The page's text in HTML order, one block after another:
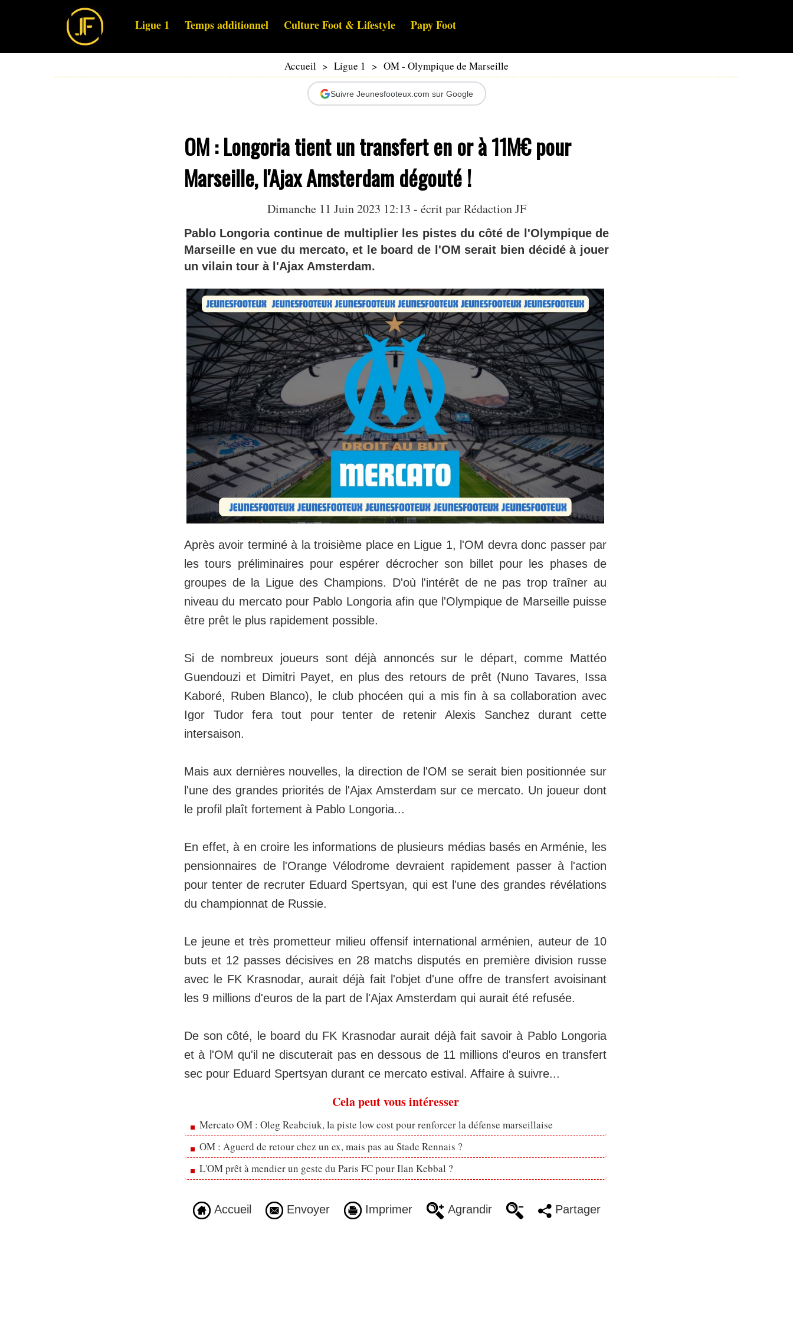
Ligue 1 Temps additionnel Culture Foot & Lifestyle Papy Foot
Accueil > Ligue 1 > OM - Olympique de Marseille
Suivre Jeunesfooteux.com sur Google
OM : Longoria tient un transfert en or à 11M€ pour
Marseille, l'Ajax Amsterdam dégouté !
Dimanche 11 Juin 2023 12:13 - écrit par Rédaction JF
Pablo Longoria continue de multiplier les pistes du côté de l'Olympique de
Marseille en vue du mercato, et le board de l'OM serait bien décidé à jouer
un vilain tour à l'Ajax Amsterdam.
Après avoir terminé à la troisième place en Ligue 1, l'OM devra donc passer par
les tours préliminaires pour espérer décrocher son billet pour les phases de
groupes de la Ligue des Champions. D'où l'intérêt de ne pas trop traîner au
niveau du mercato pour Pablo Longoria afin que l'Olympique de Marseille puisse
être prêt le plus rapidement possible.
Si de nombreux joueurs sont déjà annoncés sur le départ, comme Mattéo
Guendouzi et Dimitri Payet, en plus des retours de prêt (Nuno Tavares, Issa
Kaboré, Ruben Blanco), le club phocéen qui a mis fin à sa collaboration avec
Igor Tudor fera tout pour tenter de retenir Alexis Sanchez durant cette
intersaison.
Mais aux dernières nouvelles, la direction de l'OM se serait bien positionnée sur
l'une des grandes priorités de l'Ajax Amsterdam sur ce mercato. Un joueur dont
le profil plaît fortement à Pablo Longoria...
En effet, à en croire les informations de plusieurs médias basés en Arménie, les
pensionnaires de l'Orange Vélodrome devraient rapidement passer à l'action
pour tenter de recruter Eduard Spertsyan, qui est l'une des grandes révélations
du championnat de Russie.
Le jeune et très prometteur milieu offensif international arménien, auteur de 10
buts et 12 passes décisives en 28 matchs disputés en première division russe
avec le FK Krasnodar, aurait déjà fait l'objet d'une offre de transfert avoisinant
les 9 millions d'euros de la part de l'Ajax Amsterdam qui aurait été refusée.
De son côté, le board du FK Krasnodar aurait déjà fait savoir à Pablo Longoria
et à l'OM qu'il ne discuterait pas en dessous de 11 millions d'euros en transfert
sec pour Eduard Spertsyan durant ce mercato estival. Affaire à suivre...
Cela peut vous intéresser
Mercato OM : Oleg Reabciuk, la piste low cost pour renforcer la défense marseillaise
OM : Aguerd de retour chez un ex, mais pas au Stade Rennais ?
L'OM prêt à mendier un geste du Paris FC pour Ilan Kebbal ?
Accueil Envoyer Imprimer Agrandir Partager